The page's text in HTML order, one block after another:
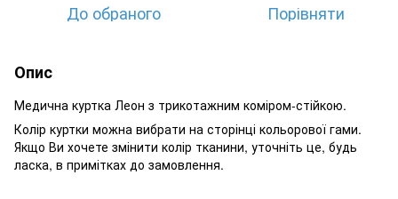
До обраного Порівняти
Опис
Медична куртка Леон з трикотажним коміром-стійкою.
Колір куртки можна вибрати на сторінці кольорової гами.
Якщо Ви хочете змінити колір тканини, уточніть це, будь
ласка, в примітках до замовлення.